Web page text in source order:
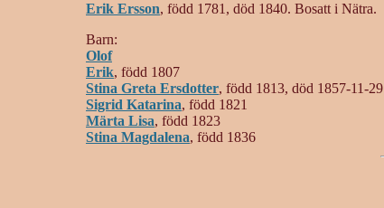
Erik Ersson, född 1781, död 1840. Bosatt i Nätra.
Barn:
Olof
Erik, född 1807
Stina Greta Ersdotter, född 1813, död 1857-11-29
Sigrid Katarina, född 1821
Märta Lisa, född 1823
Stina Magdalena, född 1836